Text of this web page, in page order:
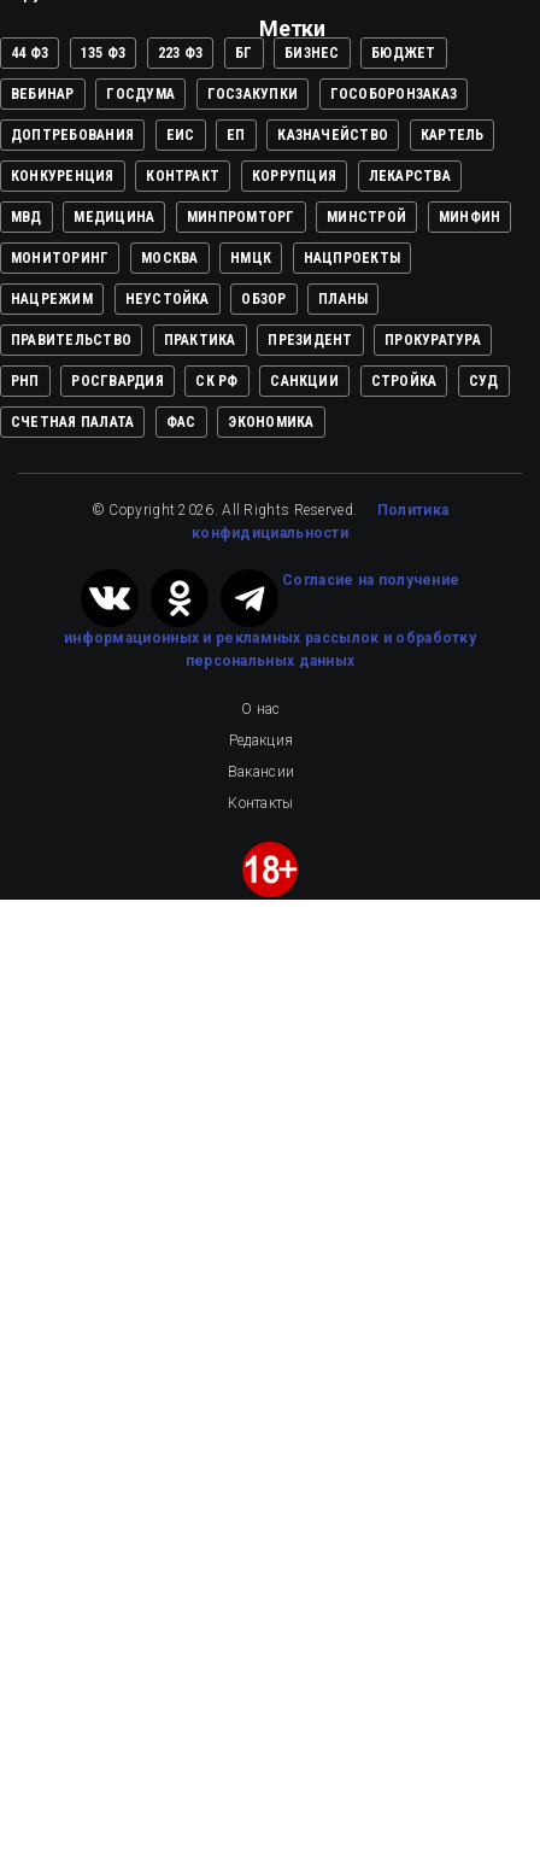
Метки
44 ФЗ 135 ФЗ 223 ФЗ БГ БИЗНЕС БЮДЖЕТ
ВЕБИНАР ГОСДУМА ГОСЗАКУПКИ ГОСОБОРОНЗАКАЗ
ДОПТРЕБОВАНИЯ ЕИС ЕП КАЗНАЧЕЙСТВО КАРТЕЛЬ
КОНКУРЕНЦИЯ КОНТРАКТ КОРРУПЦИЯ ЛЕКАРСТВА
МВД МЕДИЦИНА МИНПРОМТОРГ МИНСТРОЙ МИНФИН
МОНИТОРИНГ МОСКВА НМЦК НАЦПРОЕКТЫ
НАЦРЕЖИМ НЕУСТОЙКА ОБЗОР ПЛАНЫ
ПРАВИТЕЛЬСТВО ПРАКТИКА ПРЕЗИДЕНТ ПРОКУРАТУРА
РНП РОСГВАРДИЯ СК РФ САНКЦИИ СТРОЙКА СУД
СЧЕТНАЯ ПАЛАТА ФАС ЭКОНОМИКА
© Copyright 2026. All Rights Reserved. Политика
конфидициальности
Cогласие на получение
информационных и рекламных рассылок и обработку
персональных данных
О нас
Редакция
Вакансии
Контакты